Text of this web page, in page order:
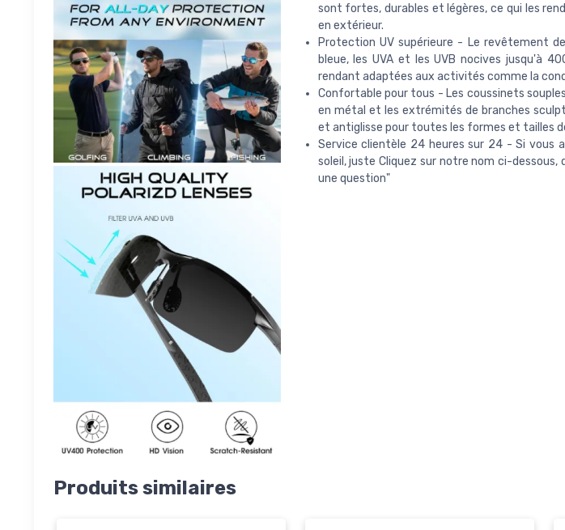
sont fortes, durables et légères, ce qui les
en extérieur.
Protection UV supérieure - Le revêtement
bleue, les UVA et les UVB nocives jusqu'à
rendant adaptées aux activités comme la
Confortable pour tous - Les coussinets
en métal et les extrémités de branches
et antiglisse pour toutes les formes et tailles
Service clientèle 24 heures sur 24 - Si vous
soleil, juste Cliquez sur notre nom ci-
une question"
Produits similaires